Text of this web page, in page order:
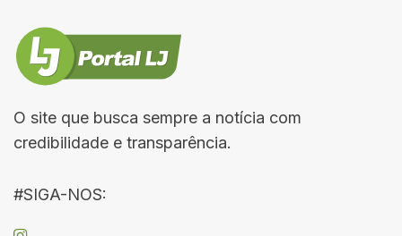
O site que busca sempre a notícia com
credibilidade e transparência.
#SIGA-NOS: